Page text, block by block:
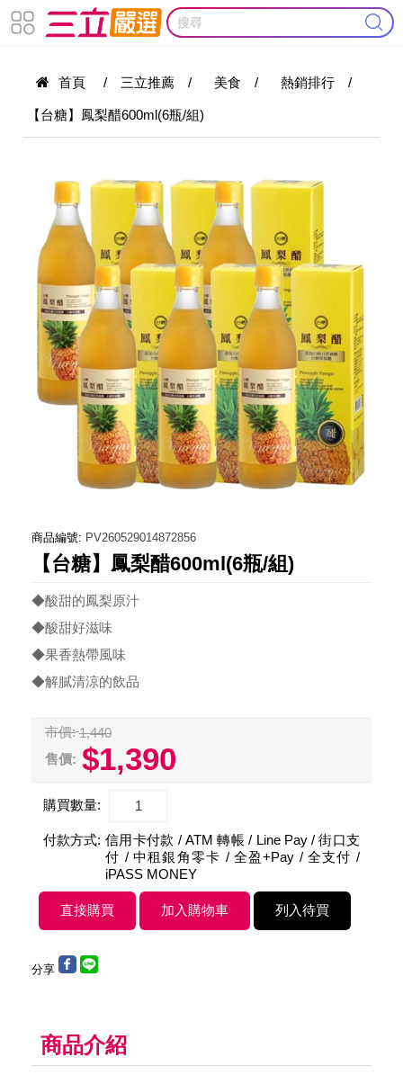
首頁 / 三立推薦 / 美食 / 熱銷排行 /
【台糖】鳳梨醋600ml(6瓶/組)
商品編號: PV260529014872856
【台糖】鳳梨醋600ml(6瓶/組)
◆酸甜的鳳梨原汁
◆酸甜好滋味
◆果香熱帶風味
◆解膩清涼的飲品
市價: 1,440
售價: $1,390
購買數量:
付款方式: 信用卡付款 / ATM 轉帳 / Line Pay / 街口支
付 / 中租銀角零卡 / 全盈+Pay / 全支付 /
iPASS MONEY
分享
商品介紹